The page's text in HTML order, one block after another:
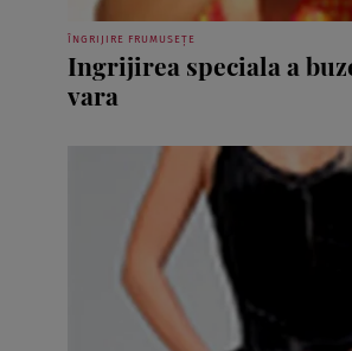
ÎNGRIJIRE FRUMUSEȚE
Ingrijirea speciala a
vara